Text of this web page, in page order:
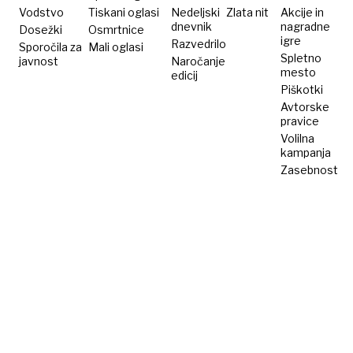
Vodstvo
Dosežki
Sporočila za
javnost
Tiskani oglasi
Osmrtnice
Mali oglasi
Nedeljski
dnevnik
Razvedrilo
Naročanje
edicij
Zlata nit
Akcije in
nagradne
igre
Spletno
mesto
Piškotki
Avtorske
pravice
Volilna
kampanja
Zasebnost